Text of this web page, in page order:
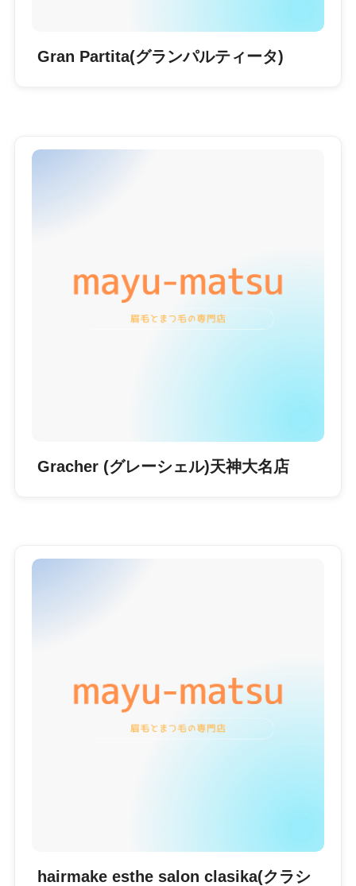
Gran Partita(グランパルティータ)
Gracher (グレーシェル)天神大名店
hairmake esthe salon clasika(クラシ